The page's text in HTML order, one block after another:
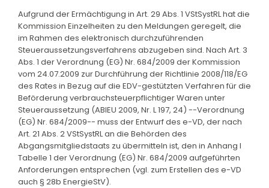
Aufgrund der Ermächtigung in Art. 29 Abs. 1 VStSystRL hat die
Kommission Einzelheiten zu den Meldungen geregelt, die
im Rahmen des elektronisch durchzuführenden
Steueraussetzungsverfahrens abzugeben sind. Nach Art. 3
Abs. 1 der Verordnung (EG) Nr. 684/2009 der Kommission
vom 24.07.2009 zur Durchführung der Richtlinie 2008/118/EG
des Rates in Bezug auf die EDV-gestützten Verfahren für die
Beförderung verbrauchsteuerpflichtiger Waren unter
Steueraussetzung (ABlEU 2009, Nr. L 197, 24) --Verordnung
(EG) Nr. 684/2009-- muss der Entwurf des e-VD, der nach
Art. 21 Abs. 2 VStSystRL an die Behörden des
Abgangsmitgliedstaats zu übermitteln ist, den in Anhang I
Tabelle 1 der Verordnung (EG) Nr. 684/2009 aufgeführten
Anforderungen entsprechen (vgl. zum Erstellen des e-VD
auch § 28b EnergieStV).